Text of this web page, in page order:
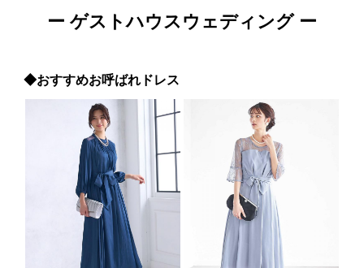
ー ゲストハウスウェディング ー
◆おすすめお呼ばれドレス